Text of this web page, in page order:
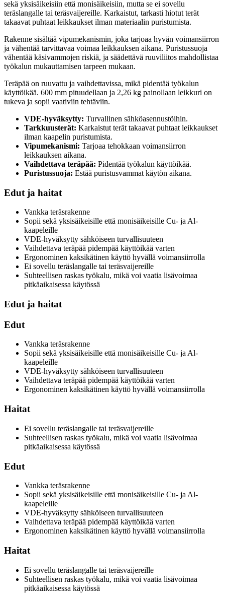
sekä yksisäikeisiin että monisäikeisiin, mutta se ei sovellu
teräslangalle tai teräsvaijereille. Karkaistut, tarkasti hiotut terät
takaavat puhtaat leikkaukset ilman materiaalin puristumista.
Rakenne sisältää vipumekanismin, joka tarjoaa hyvän voimansiirron
ja vähentää tarvittavaa voimaa leikkauksen aikana. Puristussuoja
vähentää käsivammojen riskiä, ja säädettävä ruuviliitos mahdollistaa
työkalun mukauttamisen tarpeen mukaan.
Teräpää on ruuvattu ja vaihdettavissa, mikä pidentää työkalun
käyttöikää. 600 mm pituudellaan ja 2,26 kg painollaan leikkuri on
tukeva ja sopii vaativiin tehtäviin.
VDE-hyväksytty: Turvallinen sähköasennustöihin.
Tarkkuusterät: Karkaistut terät takaavat puhtaat leikkaukset
ilman kaapelin puristumista.
Vipumekanismi: Tarjoaa tehokkaan voimansiirron
leikkauksen aikana.
Vaihdettava teräpää: Pidentää työkalun käyttöikää.
Puristussuoja: Estää puristusvammat käytön aikana.
Edut ja haitat
Vankka teräsrakenne
Sopii sekä yksisäikeisille että monisäikeisille Cu- ja Al-
kaapeleille
VDE-hyväksytty sähköiseen turvallisuuteen
Vaihdettava teräpää pidempää käyttöikää varten
Ergonominen kaksikätinen käyttö hyvällä voimansiirrolla
Ei sovellu teräslangalle tai teräsvaijereille
Suhteellisen raskas työkalu, mikä voi vaatia lisävoimaa
pitkäaikaisessa käytössä
Edut ja haitat
Edut
Vankka teräsrakenne
Sopii sekä yksisäikeisille että monisäikeisille Cu- ja Al-
kaapeleille
VDE-hyväksytty sähköiseen turvallisuuteen
Vaihdettava teräpää pidempää käyttöikää varten
Ergonominen kaksikätinen käyttö hyvällä voimansiirrolla
Haitat
Ei sovellu teräslangalle tai teräsvaijereille
Suhteellisen raskas työkalu, mikä voi vaatia lisävoimaa
pitkäaikaisessa käytössä
Edut
Vankka teräsrakenne
Sopii sekä yksisäikeisille että monisäikeisille Cu- ja Al-
kaapeleille
VDE-hyväksytty sähköiseen turvallisuuteen
Vaihdettava teräpää pidempää käyttöikää varten
Ergonominen kaksikätinen käyttö hyvällä voimansiirrolla
Haitat
Ei sovellu teräslangalle tai teräsvaijereille
Suhteellisen raskas työkalu, mikä voi vaatia lisävoimaa
pitkäaikaisessa käytössä